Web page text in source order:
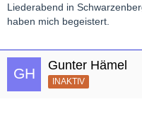
Liederabend in
haben mich begeistert.
Gunter Hämel
INAKTIV